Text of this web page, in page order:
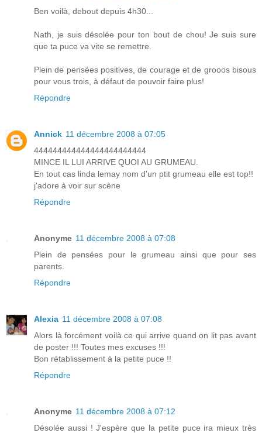
Ben voilà, debout depuis 4h30...
Nath, je suis désolée pour ton bout de chou! Je suis sure
que ta puce va vite se remettre.
Plein de pensées positives, de courage et de grooos bisous
pour vous trois, à défaut de pouvoir faire plus!
Répondre
Annick 11 décembre 2008 à 07:05
444444444444444444444444
MINCE IL LUI ARRIVE QUOI AU GRUMEAU.
En tout cas linda lemay nom d'un ptit grumeau elle est top!!
j'adore à voir sur scène
Répondre
Anonyme 11 décembre 2008 à 07:08
Plein de pensées pour le grumeau ainsi que pour ses
parents.
Répondre
Alexia 11 décembre 2008 à 07:08
Alors là forcément voilà ce qui arrive quand on lit pas avant
de poster !!! Toutes mes excuses !!!
Bon rétablissement à la petite puce !!
Répondre
Anonyme 11 décembre 2008 à 07:12
Désolée aussi ! J'espère que la petite puce ira mieux très